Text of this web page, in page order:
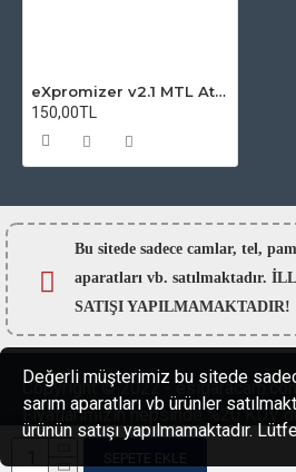
eXpromizer v2.1 MTL Atomizer Camı
150,00TL
Bu sitede sadece camlar, tel,
aparatları vb. satılmaktadır.
SATIŞI YAPILMAMAKTADIR!
Copyright © 2022 - esigaracam.com
Fiyatlarımızın hepsinde %20 KDV
Değerli müşterimiz bu sitede
sarım aparatları vb ürünler
ürünün satışı yapılmamaktadır.